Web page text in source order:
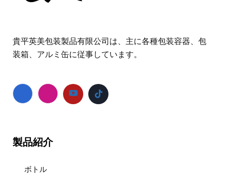
貴平英美包装製品有限公司は、主に各種包装容器、包
装箱、アルミ缶に従事しています。
製品紹介
ボトル